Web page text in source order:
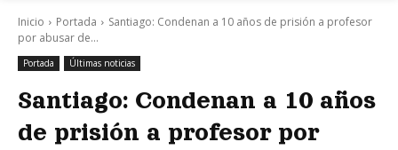
Inicio Portada
Santiago: Condenan a 10 años de prisión a profesor
por abusar de...
Portada Últimas noticias
Santiago: Condenan a 10 años
de prisión a profesor por